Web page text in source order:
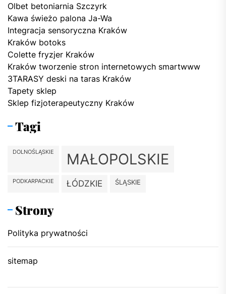
Olbet betoniarnia Szczyrk
Kawa świeżo palona Ja-Wa
Integracja sensoryczna Kraków
Kraków botoks
Colette fryzjer Kraków
Kraków tworzenie stron internetowych smartwww
3TARASY deski na taras Kraków
Tapety sklep
Sklep fizjoterapeutyczny Kraków
Tagi
DOLNOŚLĄSKIE MAŁOPOLSKIE
PODKARPACKIE ŁÓDZKIE ŚLĄSKIE
Strony
Polityka prywatności
sitemap